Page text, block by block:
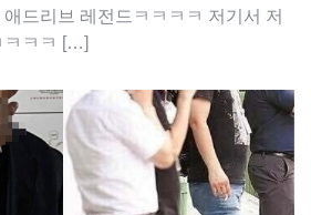
드리브 레전드ㅋㅋㅋㅋ 저기서 저
ㅋㅋㅋ […]